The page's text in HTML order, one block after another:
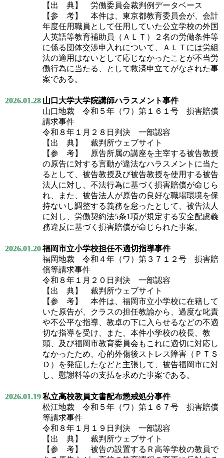
【出 典】 労働委員会裁判例データベース
【参 考】 本件は、東京都教育委員会が、会計
年度任用職員として任用していた公立学校の外国
人英語等教育補助員（ＡＬＴ）２名の労働条件等
に係る団体交渉申入れについて、ＡＬＴには労組
法の適用はないとして応じなかったことが不当労
働行為に当たる、として救済申立てがなされた事
案である。
2026.01.28 山口大学大学院講師ハラスメント事件
山口地裁 令和５年（ワ）第１６１号 損害賠償
請求事件
令和８年１月２８日判決 一部認容
【出 典】 裁判所ウェブサイト
【参 考】 原告所属の講座を主宰する被告教授
の原告に対する言動が違法なハラスメントに当た
るとして、被告教授及び被告教授を使用する被告
法人に対し、不法行為に基づく損害賠償が命じら
れ、また、被告法人が原告の良好な職場環境を保
持ないし調整する義務を怠ったとして、被告法人
に対し、労働契約法5条1項が規定する安全配慮義
務違反に基づく損害賠償が命じられた事案。
2026.01.20福岡市立小学校担任不適切指導事件
福岡地裁 令和４年（ワ）第３７１２号 損害賠
償等請求事件
令和８年１月２０日判決 一部認容
【出 典】 裁判所ウェブサイト
【参 考】 本件は、福岡市立小学校に在籍して
いた原告が、クラスの担任教諭から、過度な叱責
や不公平な指導、教卓の下に入らせるなどの不適
切な指導を受け、また、本件小学校の校長、教
頭、及び福岡市教育委員会もこれに適切に対応し
なかったため、心的外傷後ストレス障害（ＰＴＳ
Ｄ）を発症したなどと主張して、被告福岡市に対
し、慰謝料等の支払を求めた事案である。
2026.01.19私立高校教員文書配布懲戒処分事件
松江地裁 令和５年（ワ）第１６７号 損害賠償
等請求事件
令和８年１月１９日判決 一部認容
【出 典】 裁判所ウェブサイト
【参 考】 被告の設置するＲ高等学校の教員で